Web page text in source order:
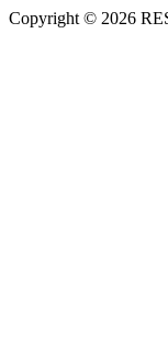
Copyright © 2026